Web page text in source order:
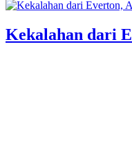
Kekalahan dari